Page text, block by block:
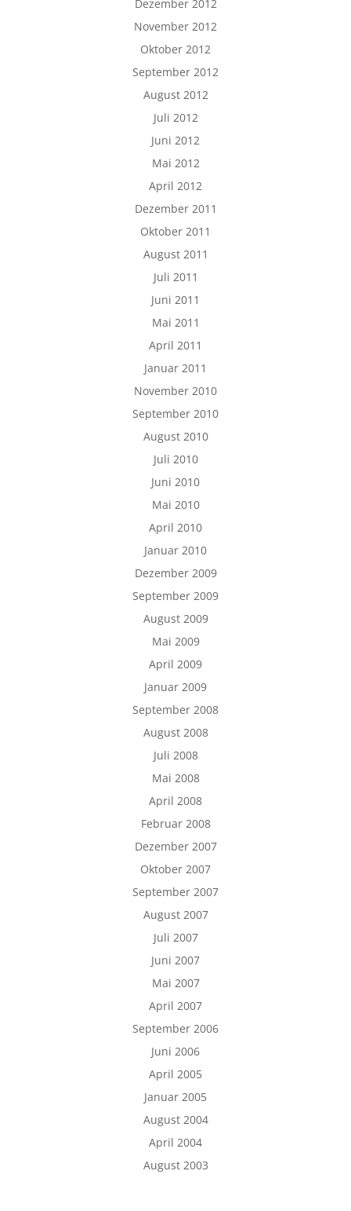
Dezember 2012
November 2012
Oktober 2012
September 2012
August 2012
Juli 2012
Juni 2012
Mai 2012
April 2012
Dezember 2011
Oktober 2011
August 2011
Juli 2011
Juni 2011
Mai 2011
April 2011
Januar 2011
November 2010
September 2010
August 2010
Juli 2010
Juni 2010
Mai 2010
April 2010
Januar 2010
Dezember 2009
September 2009
August 2009
Mai 2009
April 2009
Januar 2009
September 2008
August 2008
Juli 2008
Mai 2008
April 2008
Februar 2008
Dezember 2007
Oktober 2007
September 2007
August 2007
Juli 2007
Juni 2007
Mai 2007
April 2007
September 2006
Juni 2006
April 2005
Januar 2005
August 2004
April 2004
August 2003